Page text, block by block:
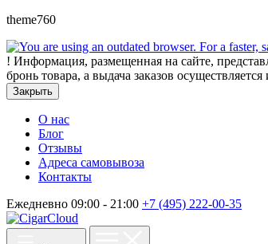
theme760
! Информация, размещенная на сайте,
бронь товара, а выдача заказов
Закрыть
О нас
Блог
Отзывы
Адреса самовывоза
Контакты
Ежедневно 09:00 - 21:00 +7 (495) 222-00-35